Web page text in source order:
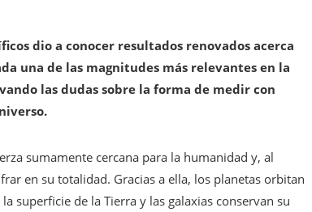
dio a conocer resultados renovados acerca
una de las magnitudes más relevantes en la
las dudas sobre la forma de medir con
sumamente cercana para la humanidad y, al
en su totalidad. Gracias a ella, los planetas orbitan
superficie de la Tierra y las galaxias conservan su